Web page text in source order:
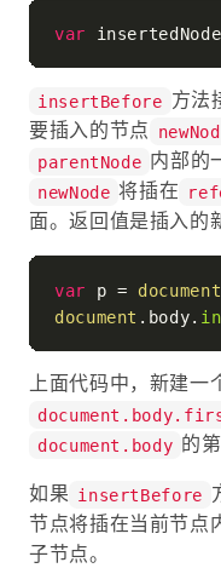
var
insertBefore 方法
要插入的节点
parentNode 内部的
newNode 将插在
面。返回值是插入的
var p = document
document . body.
上面代码中，新建一
document.body 的
如果 insertBefore
节点将插在当前节点
子节点。